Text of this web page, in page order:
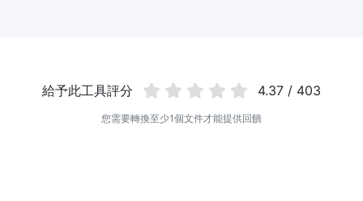
線上快速將多個JPG圖片轉PNG格式，瀏覽器技術處理，無需上傳到
給予此工具評分 4.37 / 403
您需要轉換至少1個文件才能提供回饋